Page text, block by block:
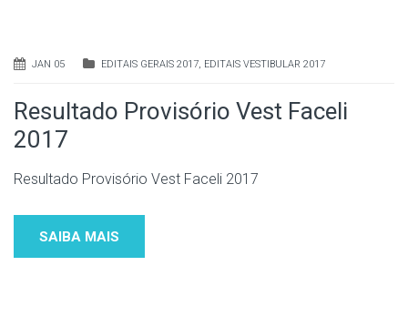
JAN 05 EDITAIS GERAIS 2017, EDITAIS VESTIBULAR 2017
Resultado Provisório Vest Faceli
2017
Resultado Provisório Vest Faceli 2017
SAIBA MAIS